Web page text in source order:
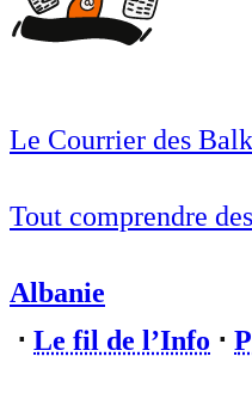
Le Courrier des
Tout comprendre
Albanie
⋅ Le fil de l’Info ⋅